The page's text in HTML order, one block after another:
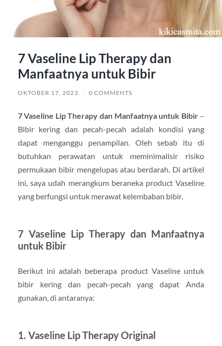
7 Vaseline Lip Therapy dan
Manfaatnya untuk Bibir
OKTOBER 17, 2023 / 0 COMMENTS
7 Vaseline Lip Therapy dan Manfaatnya untuk Bibir–
Bibir kering dan pecah-pecah adalah kondisi yang
dapat menganggu penampilan. Oleh sebab itu di
butuhkan perawatan untuk meminimalisir risiko
permukaan bibir mengelupas atau berdarah. Di artikel
ini, saya udah merangkum beraneka product Vaseline
yang berfungsi untuk merawat kelembaban bibir.
7 Vaseline Lip Therapy dan Manfaatnya
untuk Bibir
Berikut ini adalah beberapa product Vaseline untuk
bibir kering dan pecah-pecah yang dapat Anda
gunakan, di antaranya:
1. Vaseline Lip Therapy Original